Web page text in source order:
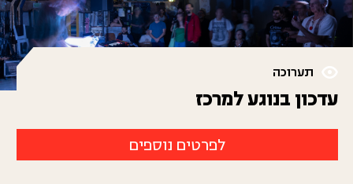
תערוכה
עדכון בנוגע למרכז
לפרטים נוספים